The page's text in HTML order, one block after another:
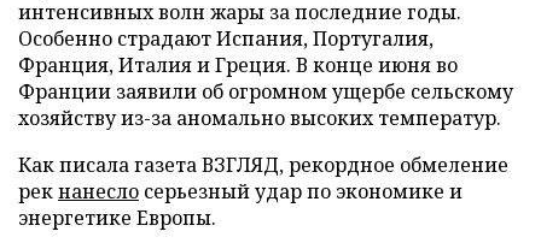
интенсивных волн жары за последние годы.
Особенно страдают Испания, Португалия,
Франция, Италия и Греция. В конце июня во
Франции заявили об огромном ущербе сельскому
хозяйству из-за аномально высоких температур.
Как писала газета ВЗГЛЯД, рекордное обмеление
рекнанесло серьезный удар по экономике и
энергетике Европы.